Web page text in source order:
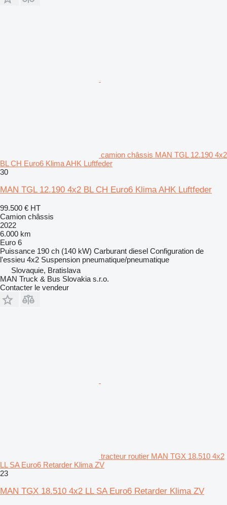
camion châssis MAN TGL 12.190 4x2
BL CH Euro6 Klima AHK Luftfeder
30
MAN TGL 12.190 4x2 BL CH Euro6 Klima AHK Luftfeder
99.500 € HT
Camion châssis
2022
6.000 km
Euro 6
Puissance 190 ch (140 kW) Carburant diesel Configuration de
l'essieu 4x2 Suspension pneumatique/pneumatique
Slovaquie, Bratislava
MAN Truck & Bus Slovakia s.r.o.
Contacter le vendeur
tracteur routier MAN TGX 18.510 4x2
LL SA Euro6 Retarder Klima ZV
23
MAN TGX 18.510 4x2 LL SA Euro6 Retarder Klima ZV